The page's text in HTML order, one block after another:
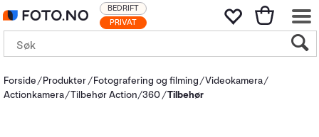
PRIVAT
BEDRIFT
Forside Produkter Fotografering og filming Videokamera
Actionkamera Tilbehør Action/360 Tilbehør